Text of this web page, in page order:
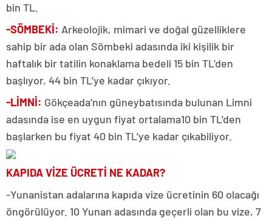
bin TL.
-SÖMBEKİ: Arkeolojik, mimari ve doğal güzelliklere
sahip bir ada olan Sömbeki adasında iki kişilik bir
haftalık bir tatilin konaklama bedeli 15 bin TL’den
başlıyor, 44 bin TL’ye kadar çıkıyor.
-LİMNİ: Gökçeada’nın güneybatısında bulunan Limni
adasında ise en uygun fiyat ortalama10 bin TL’den
başlarken bu fiyat 40 bin TL’ye kadar çıkabiliyor.
KAPIDA VİZE ÜCRETİ NE KADAR?
-Yunanistan adalarına kapıda vize ücretinin 60 olacağı
öngörülüyor. 10 Yunan adasında geçerli olan bu vize, 7